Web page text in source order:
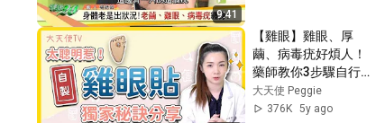
44
BB皮膚敏感好煩惱 搽咩都
冇用點算好？
AQ Bio Technology Group Limited
45
十年用家真情分享 生活為何
離不開AQ？
9:41
【雞眼】雞眼、厚
繭、病毒疣好煩人！
藥師教你3步驟自行
安全去除的特殊方法
~還很療癒喔！｜大
大天使 Peggie
376K 5y ago